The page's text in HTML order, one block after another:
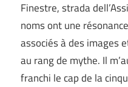
Finestre, strada
noms ont une
associés à des images
au rang de mythe. Il
franchi le cap de la